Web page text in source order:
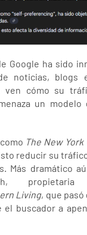
Google ha sido
noticias, blogs
ven cómo su
un modelo
The New York
reducir su
Más dramático
Living, que pasó
el buscador a